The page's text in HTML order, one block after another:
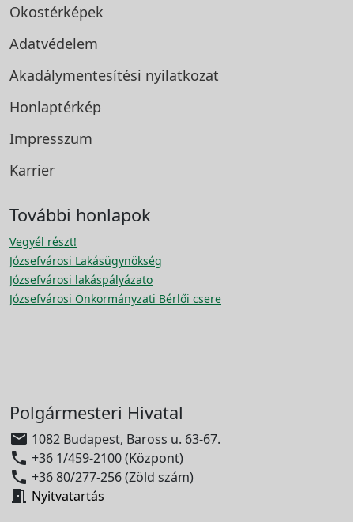
Okostérképek
Adatvédelem
Akadálymentesítési nyilatkozat
Honlaptérkép
Impresszum
Karrier
További honlapok
Vegyél részt!
Józsefvárosi Lakásügynökség
Józsefvárosi lakáspályázato
Józsefvárosi Önkormányzati Bérlői csere
Polgármesteri Hivatal
 1082 Budapest, Baross u. 63-67.
 +36 1/459-2100 (Központ)
 +36 80/277-256 (Zöld szám)
 Nyitvatartás